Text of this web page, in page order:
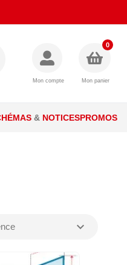
Mon compte Mon panier
0
& NOTICESPROMOS
expand_more